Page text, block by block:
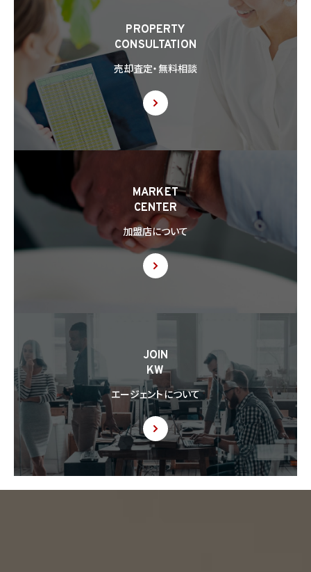
PROPERTY
CONSULTATION
売却査定・無料相談
MARKET
CENTER
加盟店について
JOIN
KW
エージェントについて